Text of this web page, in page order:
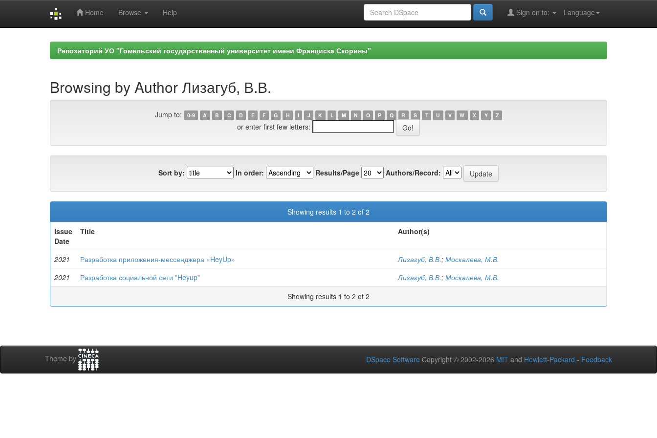
Home Browse Help Language
Sign on to:
Репозиторий УО "Гомельский государственный университет имени Франциска Скорины"
Browsing by Author Лизагуб, В.В.
Jump to: 0-9 A B C D E F G H I J K L M N O P Q R S T U V W X Y Z
or enter first few letters:
Sort by: In order: Results/Page Authors/Record:
Showing results 1 to 2 of 2
Issue
Date
Title Author(s)
2021 Разработка приложения-мессенджера «HeyUp» Лизагуб, В.В.; Москалева, М.В.
2021
Разработка социальной сети "Heyup" Лизагуб, В.В.; Москалева, М.В.
Showing results 1 to 2 of 2
Theme by DSpace Software Copyright © 2002-2026 MIT and Hewlett-Packard - Feedback